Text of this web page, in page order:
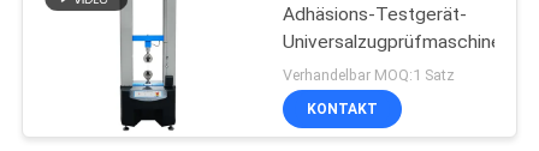
Adhäsions-Testgerät-
Universalzugprüfmaschine
Verhandelbar MOQ:1 Satz
KONTAKT